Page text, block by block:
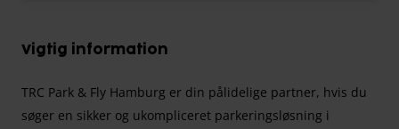
Vigtig information
TRC Park & Fly Hamburg er din pålidelige partner, hvis du
søger en sikker og ukompliceret parkeringsløsning i